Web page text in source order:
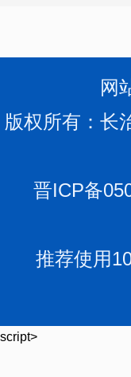
网
版权所有：
晋ICP备
推荐使用
script>